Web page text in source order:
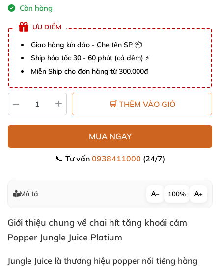
Còn hàng
ƯU ĐIỂM
Giao hàng kín đáo - Che tên SP 📦
Ship hỏa tốc 30 - 60 phút (cả đêm) ⚡
Miễn Ship cho đơn hàng từ 300.000đ
🛒 THÊM VÀO GIỎ
MUA NGAY
📞 Tư vấn 0938411000 (24/7)
Mô tả − 100% +
Giới thiệu chung về chai hít tăng khoái cảm
Popper Jungle Juice Platium
Jungle Juice là thương hiệu popper nổi tiếng hàng